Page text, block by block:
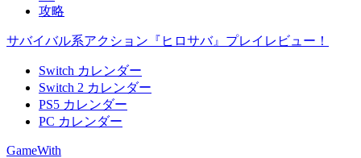
攻略
サバイバル系アクション『ヒロサバ』プレイレビュー！
Switch カレンダー
Switch 2 カレンダー
PS5 カレンダー
PC カレンダー
GameWith